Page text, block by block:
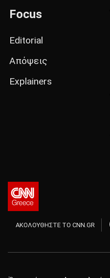
Focus
Editorial
Απόψεις
Explainers
ΑΚΟΛΟΥΘΗΣΤΕ ΤΟ CNN.GR